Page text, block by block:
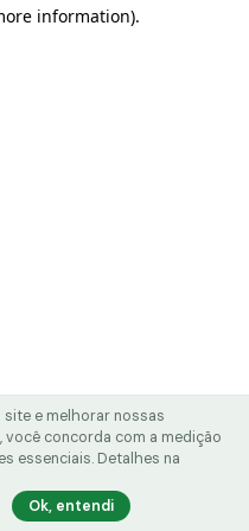
information).
e melhorar nossas
você concorda com a medição
essenciais. Detalhes na
Ok, entendi